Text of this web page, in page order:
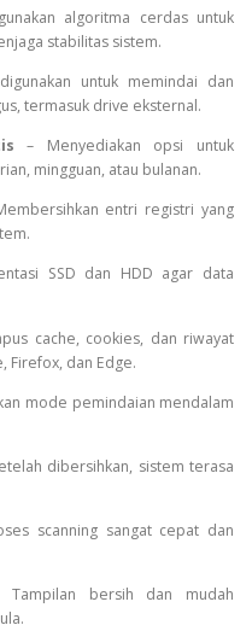
algoritma cerdas untuk
stabilitas sistem.
untuk memindai dan
termasuk drive eksternal.
– Menyediakan opsi untuk
mingguan, atau bulanan.
entri registri yang
SSD dan HDD agar data
cache, cookies, dan riwayat
dan Edge.
mode pemindaian mendalam
dibersihkan, sistem terasa
scanning sangat cepat dan
Tampilan bersih dan mudah